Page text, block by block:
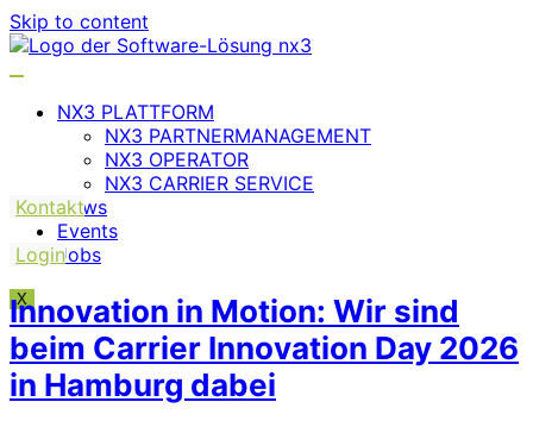
Skip to content
NX3 PLATTFORM
NX3 PARTNERMANAGEMENT
NX3 OPERATOR
NX3 CARRIER SERVICE
News
Events
Jobs
X
Kontakt
Login
Innovation in Motion: Wir sind
beim Carrier Innovation Day 2026
in Hamburg dabei